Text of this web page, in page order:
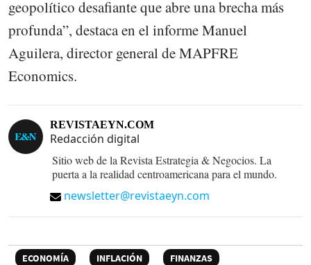
geopolítico desafiante que abre una brecha más
profunda”, destaca en el informe Manuel
Aguilera, director general de MAPFRE
Economics.
REVISTAEYN.COM
Redacción digital
Sitio web de la Revista Estrategia & Negocios. La
puerta a la realidad centroamericana para el mundo.
newsletter@revistaeyn.com
ECONOMÍA INFLACIÓN
FINANZAS